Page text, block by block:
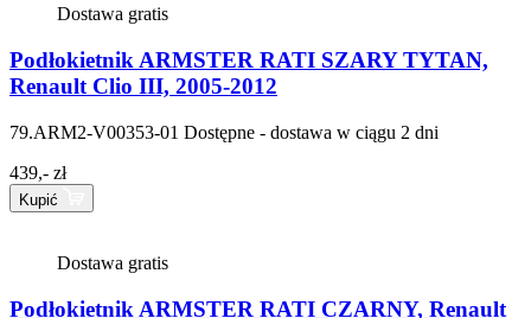
Dostawa gratis
Podłokietnik ARMSTER RATI SZARY TYTAN,
Renault Clio III, 2005-2012
79.ARM2-V00353-01 Dostępne - dostawa w ciągu 2 dni
439,- zł
Kupić
Dostawa gratis
Podłokietnik ARMSTER RATI CZARNY, Renault